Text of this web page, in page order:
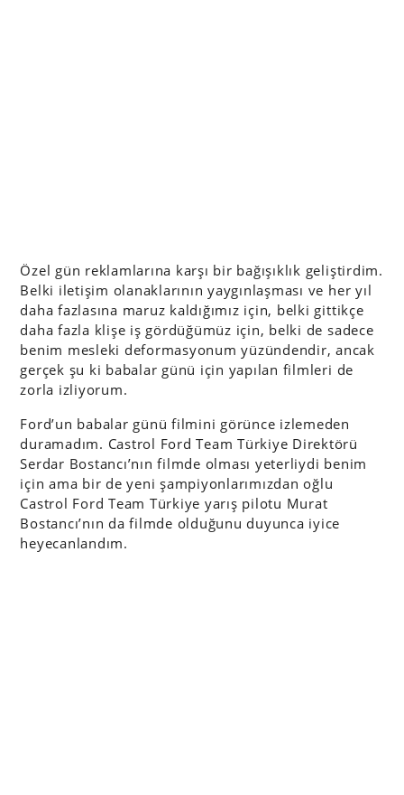
Özel gün reklamlarına karşı bir bağışıklık geliştirdim.
Belki iletişim olanaklarının yaygınlaşması ve her yıl
daha fazlasına maruz kaldığımız için, belki gittikçe
daha fazla klişe iş gördüğümüz için, belki de sadece
benim mesleki deformasyonum yüzündendir, ancak
gerçek şu ki babalar günü için yapılan filmleri de
zorla izliyorum.
Ford’un babalar günü filmini görünce izlemeden
duramadım. Castrol Ford Team Türkiye Direktörü
Serdar Bostancı’nın filmde olması yeterliydi benim
için ama bir de yeni şampiyonlarımızdan oğlu
Castrol Ford Team Türkiye yarış pilotu Murat
Bostancı’nın da filmde olduğunu duyunca iyice
heyecanlandım.